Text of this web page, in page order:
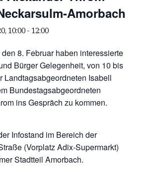
Amorbach
10:00- 12:00
8. Februar haben interessierte
Bürger Gelegenheit, von 10 bis
Landtagsabgeordneten Isabell
Bundestagsabgeordneten
ins Gespräch zu kommen.
Infostand im Bereich der
(Vorplatz Adix-Supermarkt)
Stadtteil Amorbach.